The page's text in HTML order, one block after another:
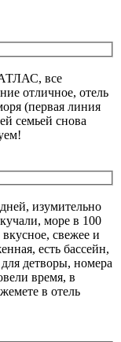
все
отличное, отель
(первая линия
семьей снова
изумительно
море в 100
свежее и
есть бассейн,
детворы, номера
время, в
в отель